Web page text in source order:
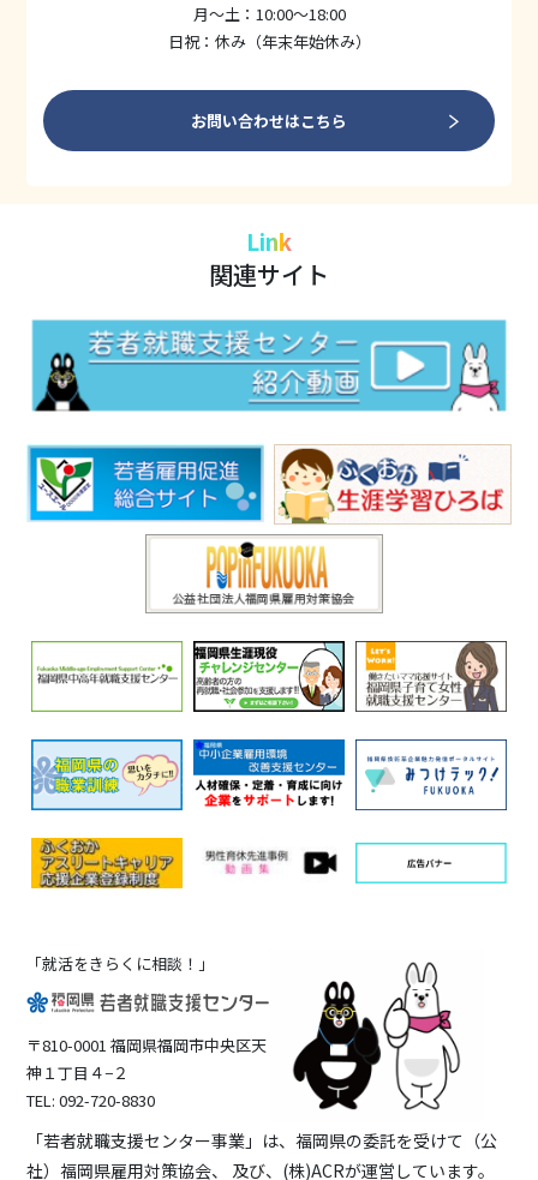
月〜土：10:00～18:00
日祝：休み（年末年始休み）
お問い合わせはこちら
Link
関連サイト
「就活をきらくに相談！」
〒810-0001 福岡県福岡市中央区天
神１丁目４−２
TEL: 092-720-8830
「若者就職支援センター事業」は、福岡県の委託を受けて（公
社）福岡県雇用対策協会、 及び、(株)ACRが運営しています。